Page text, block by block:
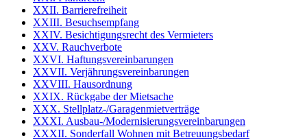
XXII. Barrierefreiheit
XXIII. Besuchsempfang
XXIV. Besichtigungsrecht des Vermieters
XXV. Rauchverbote
XXVI. Haftungsvereinbarungen
XXVII. Verjährungsvereinbarungen
XXVIII. Hausordnung
XXIX. Rückgabe der Mietsache
XXX. Stellplatz-/Garagenmietverträge
XXXI. Ausbau-/Modernisierungsvereinbarungen
XXXII. Sonderfall Wohnen mit Betreuungsbedarf